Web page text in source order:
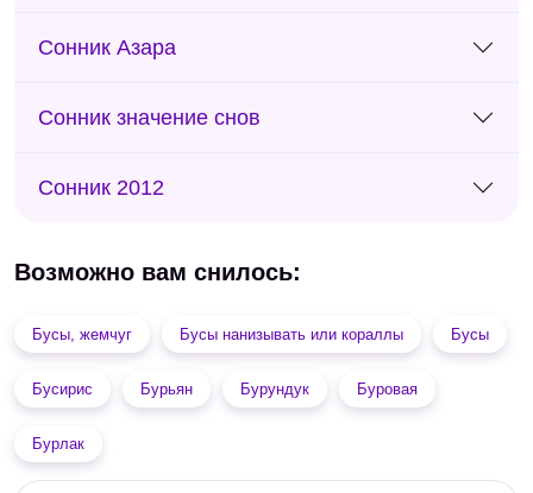
Сонник Азара
Сонник значение снов
Сонник 2012
Возможно вам снилось:
Бусы, жемчуг Бусы нанизывать или кораллы Бусы
Бусирис Бурьян Бурундук Буровая
Бурлак